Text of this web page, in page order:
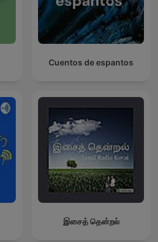
Cuentos de espantos
இசைத் தென்றல்